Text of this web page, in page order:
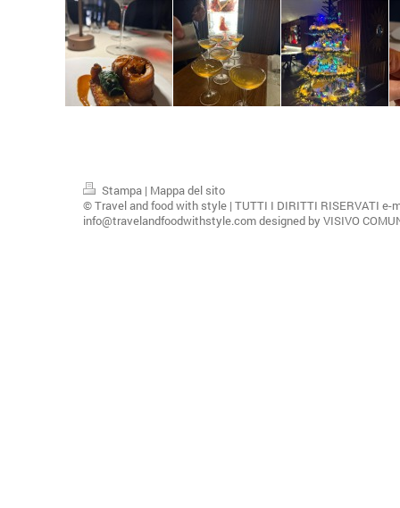
Stampa | Mappa del sito
© Travel and food with style | TUTTI I DIRITTI RISERVATI e-
info@travelandfoodwithstyle.com designed by VISIVO